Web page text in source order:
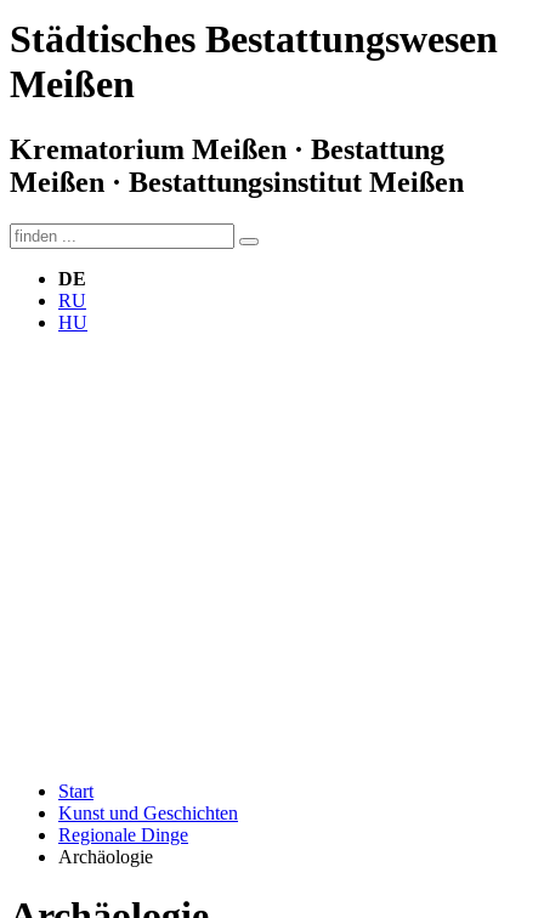
Städtisches Bestattungswesen
Meißen
Krematorium Meißen · Bestattung
Meißen · Bestattungsinstitut Meißen
DE
RU
HU
Start
Kunst und Geschichten
Regionale Dinge
Archäologie